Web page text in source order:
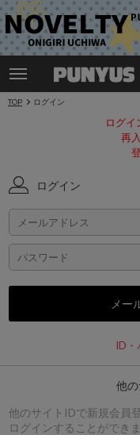
TOP ログイン
ログイ
再
ログイン
ID・
他
他のサイトIDで新規会員
ログインすることができま